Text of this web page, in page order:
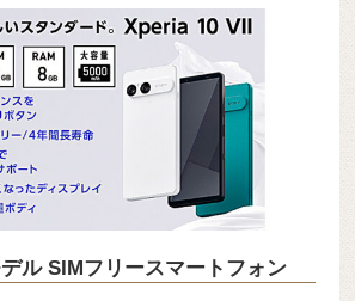
ル SIMフリースマートフォン